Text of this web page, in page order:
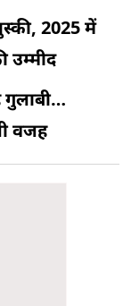
2025 में
उम्मीद
गुलाबी…
वजह